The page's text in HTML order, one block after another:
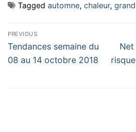
Tagged automne, chaleur,
Navigation
de
l’article
PREVIOUS
Previous
post:
Tendances semaine du
08 au 14 octobre 2018
Next
post: